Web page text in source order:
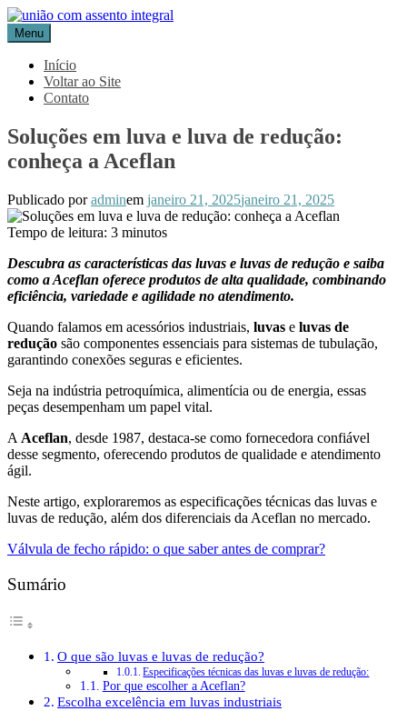
Pular
para
o
conteúdo
Blog Aceflan
Líder em Acessórios Industriais
Menu
Início
Voltar ao Site
Contato
Soluções em luva e luva de redução:
conheça a Aceflan
Publicado poradminem janeiro 21, 2025janeiro 21, 2025
Tempo de leitura: 3 minutos
Descubra as características das luvas e luvas de redução e saiba
como a Aceflan oferece produtos de alta qualidade, combinando
eficiência, variedade e agilidade no atendimento.
Quando falamos em acessórios industriais, luvas e luvas de
redução são componentes essenciais para sistemas de tubulação,
garantindo conexões seguras e eficientes.
Seja na indústria petroquímica, alimentícia ou de energia, essas
peças desempenham um papel vital.
A Aceflan, desde 1987, destaca-se como fornecedora confiável
desse segmento, oferecendo produtos de qualidade e atendimento
ágil.
Neste artigo, exploraremos as especificações técnicas das luvas e
luvas de redução, além dos diferenciais da Aceflan no mercado.
Válvula de fecho rápido: o que saber antes de comprar?
Sumário
O que são luvas e luvas de redução?
Especificações técnicas das luvas e luvas de redução:
Por que escolher a Aceflan?
Escolha excelência em luvas industriais